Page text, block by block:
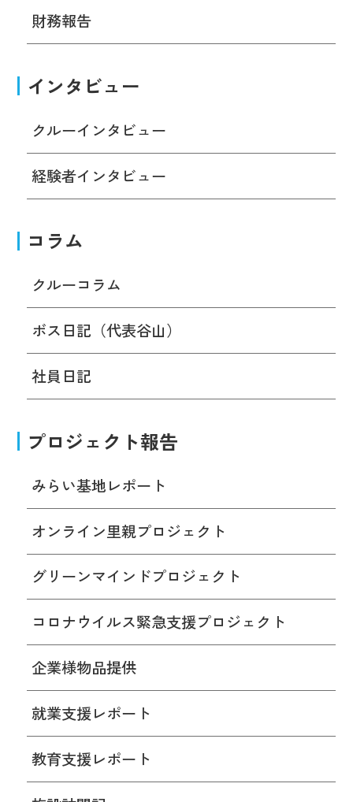
財務報告
インタビュー
クルーインタビュー
経験者インタビュー
コラム
クルーコラム
ボス日記（代表谷山）
社員日記
プロジェクト報告
みらい基地レポート
オンライン里親プロジェクト
グリーンマインドプロジェクト
コロナウイルス緊急支援プロジェクト
企業様物品提供
就業支援レポート
教育支援レポート